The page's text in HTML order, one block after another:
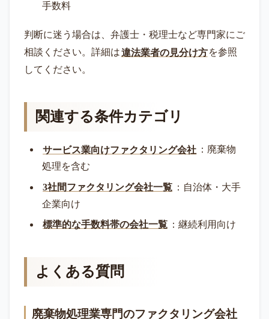
手数料
判断に迷う場合は、弁護士・税理士など専門家にご
相談ください。詳細は違法業者の見分け方 を参照
してください。
関連する条件カテゴリ
サービス業向けファクタリング会社 ：廃棄物
処理を含む
3社間ファクタリング会社一覧 ：自治体・大手
企業向け
標準的な手数料帯の会社一覧 ：継続利用向け
よくある質問
廃棄物処理業専門のファクタリング会社